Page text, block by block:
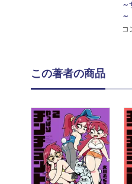
～
～
コ
この著者の商品